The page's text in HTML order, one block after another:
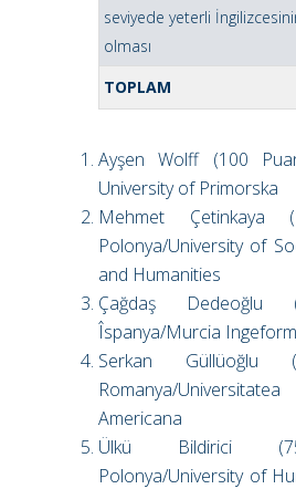
seviyede yeterli
olması
TOPLAM
Ayşen Wolff (100
University of Primorska
Mehmet Çetinkaya
Polonya/University of
and Humanities
Çağdaş Dedeoğlu
Îspanya/Murcia
Serkan Güllüoğlu
Romanya/
Americana
Ülkü Bildirici
Polonya/University of